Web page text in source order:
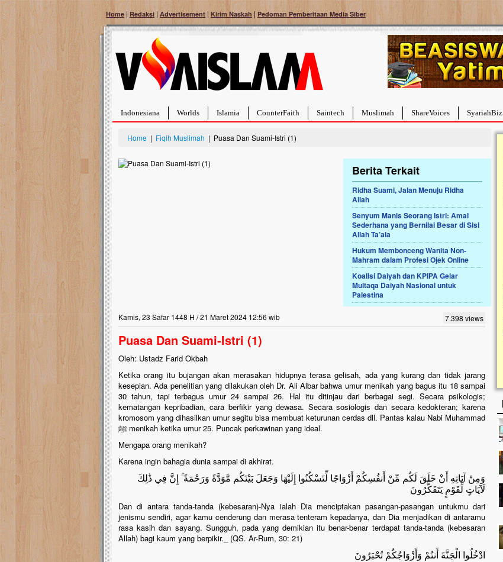
Home | Redaksi | Advertisement | Kirim Naskah | Pedoman Pemberitaan Media Siber
Indonesiana Worlds Islamia CounterFaith Saintech Muslimah ShareVoices SyariahBiz
Home | Fiqih Muslimah | Puasa Dan Suami-Istri (1)
Berita Terkait
Ridha Suami, Jalan Menuju Ridha
Allah
Senyum Manis Seorang Istri: Amal
Sederhana yang Bernilai Besar di Sisi
Allah Ta’ala
Hukum Membonceng Wanita Non-
Mahram dalam Profesi Ojek Online
Koalisi Daiyah dan KPIPA Gelar
Multaqa Daiyah Nasional untuk
Palestina
Kamis, 23 Safar 1448 H / 21 Maret 2024 12:56 wib 7.398 views
Puasa Dan Suami-Istri (1)
Oleh: Ustadz Farid Okbah
Ketika orang itu bujangan akan merasakan hidupnya terasa gelisah, ada yang kurang dan tidak jarang
kesepian. Ada penelitian yang dilakukan oleh Dr. Ali Albar bahwa umur menikah yang bagus itu 18 sampai
30 tahun, tapi terbagus umur 24 sampai 26. Hal itu ditinjau dari berbagai segi. Secara psikologis;
kematangan kepribadian, cara berfikir yang dewasa. Secara sosiologis dan secara kedokteran; karena
kromosom yang dihasilkan umur segitu bisa membuat keturunan cerdas dll. Pantas kalau Nabi Muhammad
ﷺ menikah ketika umur 25. Puncak perkawinan yang ideal.
Mengapa orang menikah?
Karena ingin bahagia dunia sampai di akhirat.
وَمِنْ آيَاتِهِ أَنْ خَلَقَ لَكُم مِّنْ أَنفُسِكُمْ أَزْوَاجًا لِّتَسْكُنُوا إِلَيْهَا وَجَعَلَ بَيْنَكُم مَّوَدَّةً وَرَحْمَةً ۚ إِنَّ فِي ذَٰلِكَ
لَآيَاتٍ لِّقَوْمٍ يَتَفَكَّرُونَ
Dan di antara tanda-tanda (kebesaran)-Nya ialah Dia menciptakan pasangan-pasangan untukmu dari
jenismu sendiri, agar kamu cenderung dan merasa tenteram kepadanya, dan Dia menjadikan di antaramu
rasa kasih dan sayang. Sungguh, pada yang demikian itu benar-benar terdapat tanda-tanda (kebesaran
Allah) bagi kaum yang berpikir._ (QS. Ar-Rum, 30: 21)
ادْخُلُوا الْجَنَّةَ أَنتُمْ وَأَزْوَاجُكُمْ تُحْبَرُونَ
Lima Tahun Mangkrak, Masjid di
Pelosok ini Mengenaskan. Ayo Bantu.!!
Nasib masjid di Kampung Cilumbu ini sungguh
mengenaskan. Lima tahun mangkrak, kini nyaris